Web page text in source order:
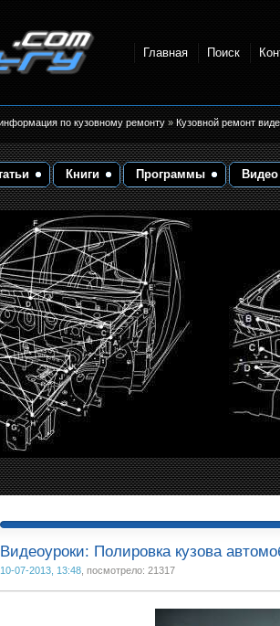
Главная Поиск
по кузовному ремонту»Кузовной ремонт
Книги Программы
Видеоуроки: Полировка кузова
10-07-2013, 13:48, посмотрело: 21317